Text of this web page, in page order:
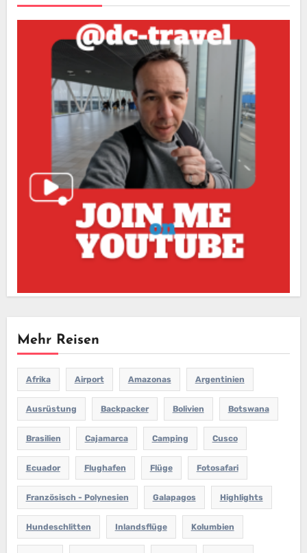
Mehr Reisen
Afrika Airport Amazonas Argentinien
Ausrüstung Backpacker Bolivien Botswana
Brasilien Cajamarca Camping Cusco
Ecuador Flughafen Flüge Fotosafari
Französisch - Polynesien Galapagos Highlights
Hundeschlitten Inlandsflüge Kolumbien